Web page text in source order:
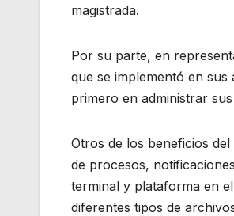
magistrada.
Por su parte, en
que se implementó en
primero en administrar
Otros de los beneficios
de procesos,
terminal y plataforma en
diferentes tipos de